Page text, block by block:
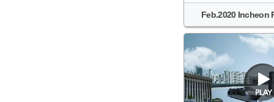
Feb.2020 Incheon